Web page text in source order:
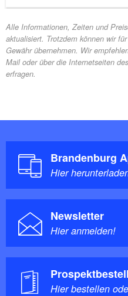
Alle Informationen, Zeiten und
aktualisiert. Trotzdem können wir
Gewähr übernehmen. Wir
Mail oder über die Internetseiten
erfragen.
Brandenburg
Hier
Newsletter
Hier anmelden!
Hier bestellen